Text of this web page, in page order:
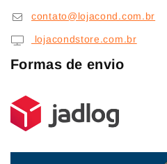
contato@lojacond.com.br
lojacondstore.com.br
Formas de envio